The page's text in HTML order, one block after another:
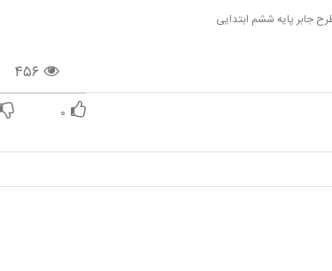
جابر پایه ششم ابتدایی
۴۵۶
۰